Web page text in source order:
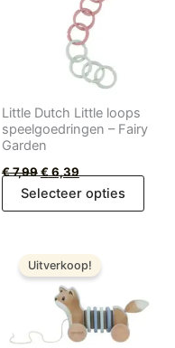
Little Dutch Little loops
speelgoedringen – Fairy
Garden
€7,99€6,39
Selecteer opties
Uitverkoop!
prijs
was:
€ 16,99.
prijs
is: